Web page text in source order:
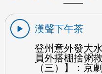
漢聲下午茶
登州意外發大
員外搭棚捨粥
（三）】：京